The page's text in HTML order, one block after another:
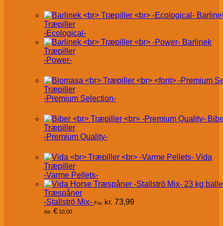
Træpiller
-Ecological-
Barlinek
Træpiller
-Power-
Træpiller
-Premium Selection-
Træpiller
-Premium Quality-
Vida
Træpiller
-Varme Pellets-
Træspåner
-Stallströ Mix- Fra: kr. 73,99
Ab: € 10,00